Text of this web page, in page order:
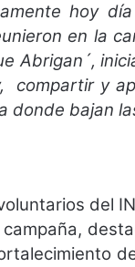
hoy
en la
Abrigan´,
compartir y
donde bajan
del